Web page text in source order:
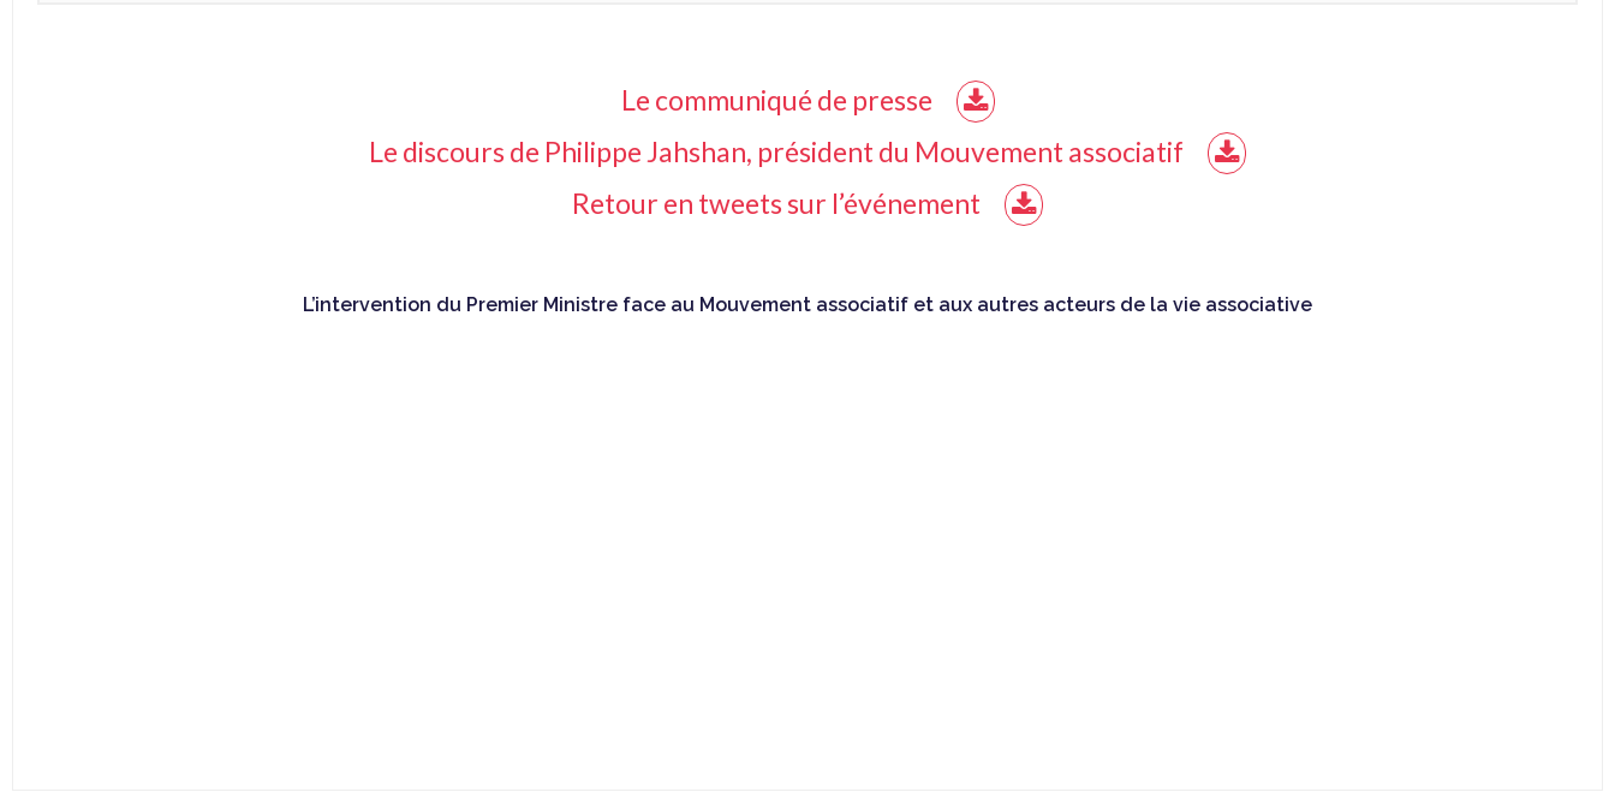
Le communiqué de presse
Le discours de Philippe Jahshan, président du Mouvement associatif
Retour en tweets sur l’événement
L’intervention du Premier Ministre face au Mouvement associatif et aux autres acteurs de la vie associative